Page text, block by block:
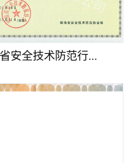
安全技术防范行...